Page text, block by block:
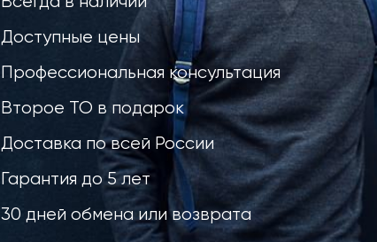
Доступные цены
Профессиональная консультация
Второе ТО в подарок
Доставка по всей России
Гарантия до 5 лет
30 дней обмена или возврата